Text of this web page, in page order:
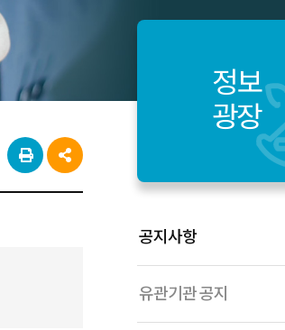
정보
광장
공지사항
유관기관 공지